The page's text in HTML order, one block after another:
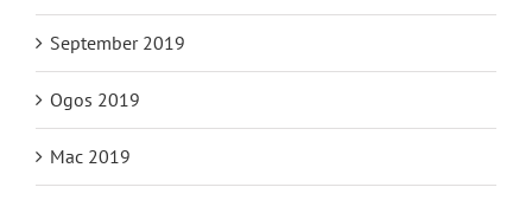
September 2019
Ogos 2019
Mac 2019